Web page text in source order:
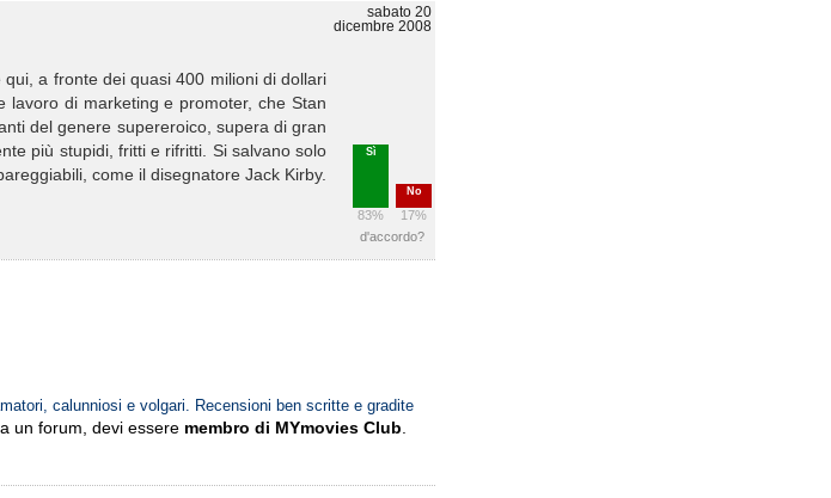
sabato 20
dicembre 2008
Sì
83%
No
17%
a fronte dei quasi 400 milioni di dollari
di marketing e promoter, che Stan
del genere supereroico, supera di gran
più stupidi, fritti e rifritti. Si salvano solo
come il disegnatore Jack Kirby.
d'accordo?
calunniosi e volgari. Recensioni ben scritte e gradite
un forum, devi essere membro di MYmovies Club